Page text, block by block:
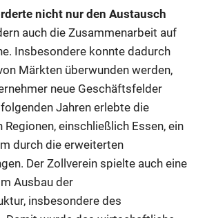
nicht nur den Austausch
auch die Zusammenarbeit auf
Insbesondere konnte dadurch
Märkten überwunden werden,
neue Geschäftsfelder
Jahren erlebte die
Regionen, einschließlich Essen, ein
durch die erweiterten
Der Zollverein spielte auch eine
Ausbau der
insbesondere des